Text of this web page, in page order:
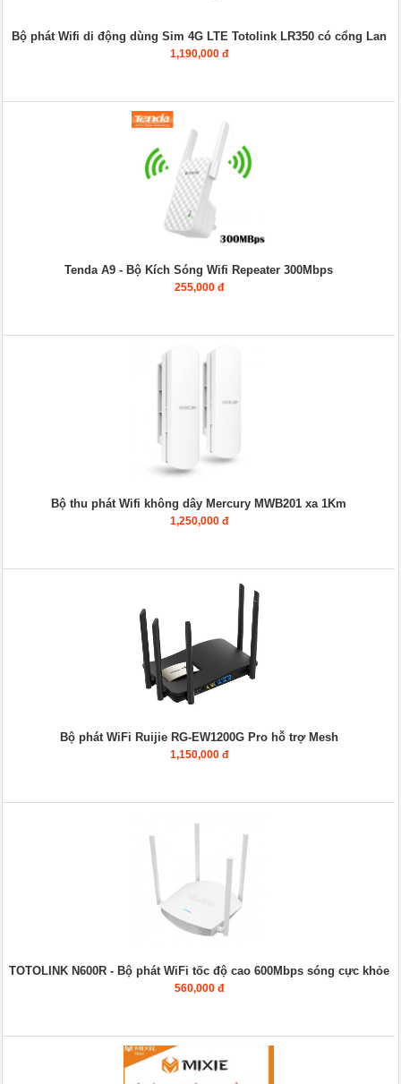
Bộ phát Wifi di động dùng Sim 4G LTE Totolink LR350 có cổng Lan
1,190,000 đ
Tenda A9 - Bộ Kích Sóng Wifi Repeater 300Mbps
255,000 đ
Bộ thu phát Wifi không dây Mercury MWB201 xa 1Km
1,250,000 đ
Bộ phát WiFi Ruijie RG-EW1200G Pro hỗ trợ Mesh
1,150,000 đ
TOTOLINK N600R - Bộ phát WiFi tốc độ cao 600Mbps sóng cực khỏe
560,000 đ